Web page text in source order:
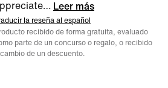
… Leer más
la reseña al español
recibido de forma gratuita, evaluado
parte de un concurso o regalo, o recibido
de un descuento.